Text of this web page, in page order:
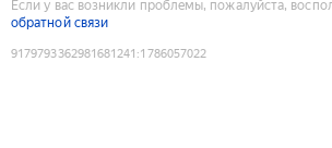
Если у вас возникли проблемы, пожалуйста,
обратной связи
9179793362981681241 :1786057022